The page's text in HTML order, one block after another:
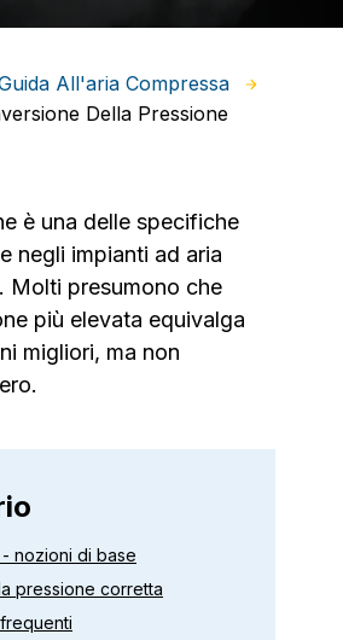
All'aria Compressa
Della Pressione
è una delle specifiche
negli impianti ad aria
Molti presumono che
più elevata equivalga
migliori, ma non
nozioni di base
pressione corretta